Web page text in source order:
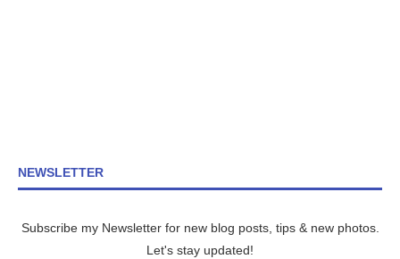
NEWSLETTER
Subscribe my Newsletter for new blog posts, tips & new photos.
Let's stay updated!